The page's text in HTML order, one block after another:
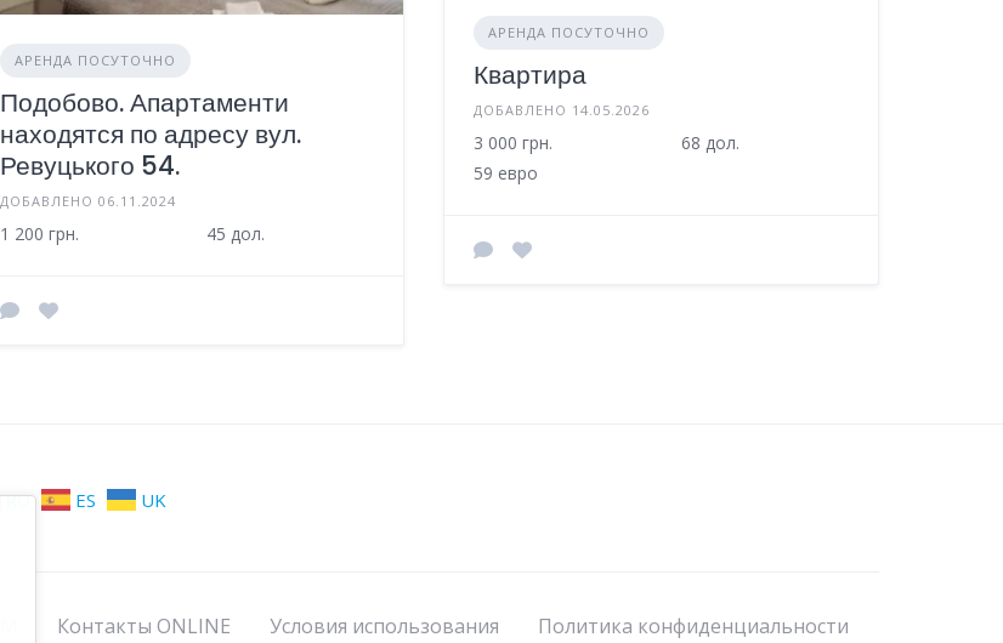
АРЕНДА ПОСУТОЧНО
Подобово. Апартаменти
находятся по адресу вул.
Ревуцького 54.
ДОБАВЛЕНО 06.11.2024
1 200 грн. 45 дол.
АРЕНДА ПОСУТОЧНО
Квартира
ДОБАВЛЕНО 14.05.2026
3 000 грн.
68 дол.
59 евро
RU ES UK
Контакты ONLINE Условия использования Политика конфиденциальности